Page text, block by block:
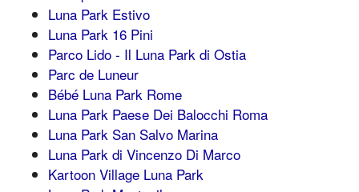
Luna Park Estivo
Luna Park 16 Pini
Parco Lido - Il Luna Park di Ostia
Parc de Luneur
Bébé Luna Park Rome
Luna Park Paese Dei Balocchi Roma
Luna Park San Salvo Marina
Luna Park di Vincenzo Di Marco
Kartoon Village Luna Park